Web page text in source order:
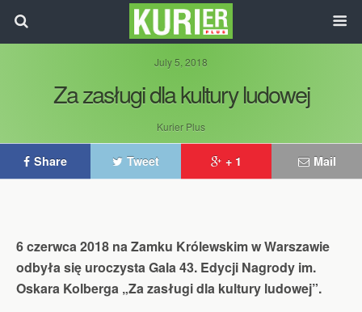
July 5, 2018
Za zasługi dla kultury ludowej
Kurier Plus
Share Tweet + 1 Mail
6 czerwca 2018 na Zamku Królewskim w Warszawie
odbyła się uroczysta Gala 43. Edycji Nagrody im.
Oskara Kolberga „Za zasługi dla kultury ludowej”.